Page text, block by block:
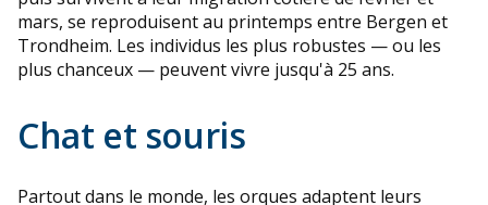
mars, se reproduisent au printemps entre Bergen et
Trondheim. Les individus les plus robustes — ou les
plus chanceux — peuvent vivre jusqu'à 25 ans.
Chat et souris
Partout dans le monde, les orques adaptent leurs